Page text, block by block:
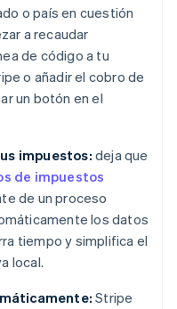
o país en cuestión
a recaudar
de código a tu
o añadir el cobro de
un botón en el
impuestos:deja que
de impuestos
de un proceso
los datos
tiempo y simplifica el
local.
Stripe